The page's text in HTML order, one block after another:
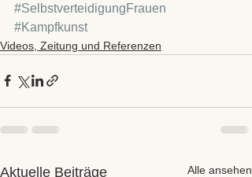
#SelbstverteidigungFrauen
#Kampfkunst
Videos, Zeitung und Referenzen
Aktuelle Beiträge Alle ansehen